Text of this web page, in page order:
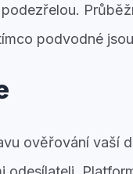
podvodné
ověřování vaší